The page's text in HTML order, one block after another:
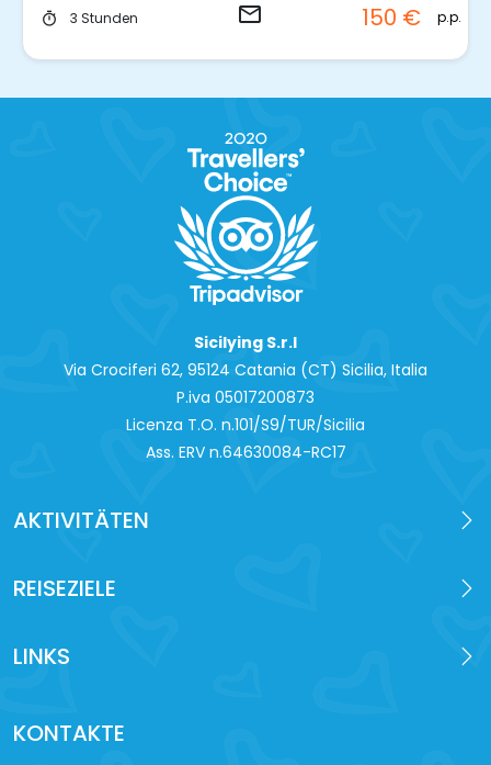
timer 3 Stunden email 150 € p.p.
Sicilying S.r.l
Via Crociferi 62, 95124 Catania (CT) Sicilia, Italia
P.iva 0‍5017200873
Licenza T.O. n.101/S9/TUR/Sicilia
Ass. ERV n.64630084-RC17
AKTIVITÄTEN
REISEZIELE
LINKS
KONTAKTE